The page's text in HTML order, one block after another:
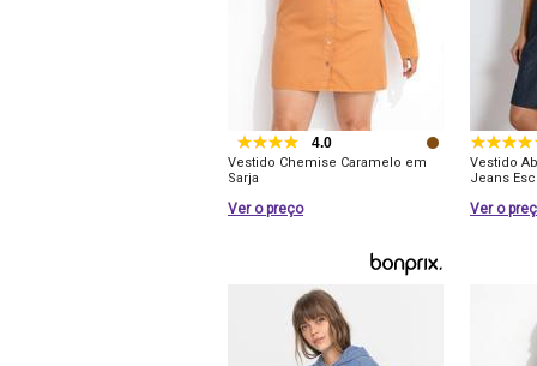
4.0
Vestido Chemise Caramelo em
Sarja
Ver o preço
Vestido
Jeans
Ver o